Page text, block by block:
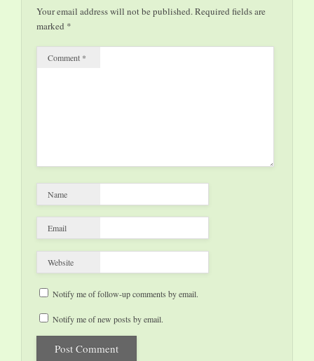
Your email address will not be published.Required fields are
marked *
Comment *
Name
Email
Website
Notify me of follow-up comments by email.
Notify me of new posts by email.